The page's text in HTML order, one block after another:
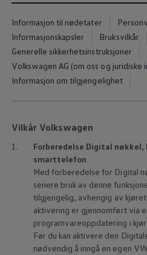
Veihjelp og bilberging
Service på elbil
Service for eldre
Serviceavtale
Hvorfor velge
Magasin
Informasjon til nødetater
Informasjonskapsler
Bruksvilkår
Generelle sikkerhetsinstruksjoner
Volkswagen AG (om oss og juridiske
Informasjon om tilgjengelighet
Vilkår Volkswagen
1.
Forberedelse Digital
smarttelefon
Med forberedelse for Digital
senere bruk av denne
tilgjengelig, avhengig av
aktivering er gjennomført via
programvareoppdatering i
Før du kan aktivere den
nødvendig å inngå en egen